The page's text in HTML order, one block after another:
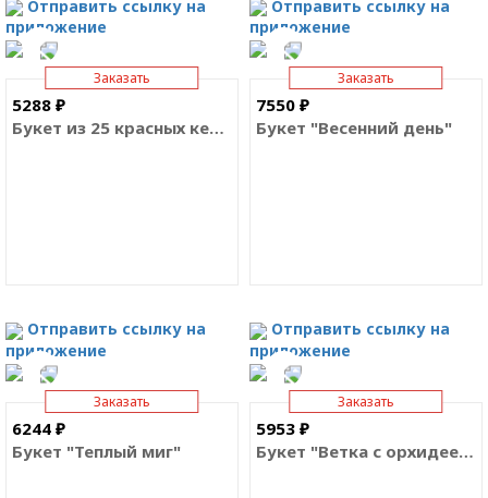
Отправить ссылку на
приложение
Отправить ссылку на
приложение
Заказать
7550 ₽
Букет "Весенний день"
Отправить ссылку на
приложение
Заказать
5288 ₽
Букет из 25 красных кенийских роз
Отправить ссылку на
приложение
Заказать
5953 ₽
Букет "Ветка с орхидеей"
Заказать
6244 ₽
Букет "Теплый миг"